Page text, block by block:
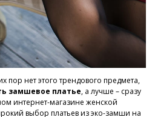
пор нет этого трендового предмета,
замшевое платье, а лучше – сразу
интернет-магазине женской
выбор платьев из эко-замши на